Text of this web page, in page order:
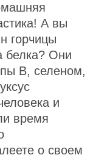
А вы
горчицы
белка? Они
В, селеном,
и
время
о своем